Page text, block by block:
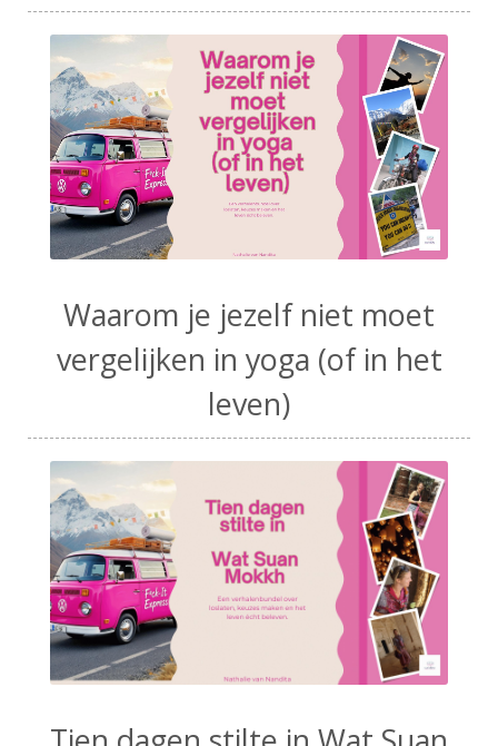
Waarom je jezelf niet moet
vergelijken in yoga (of in het
leven)